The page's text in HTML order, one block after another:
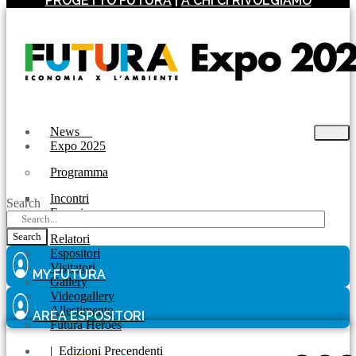
News
Expo 2025
Programma
Incontri
Experience
Relatori
Espositori
Visitatori
Gallery
Videogallery
Allestimento
Futura Heroes
| Edizioni Precendenti
Search
Search
MY FUTURA
AREA ESPOSITORI